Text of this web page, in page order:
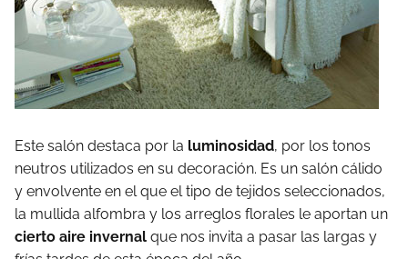
Este salón destaca por la luminosidad, por los tonos
neutros utilizados en su decoración. Es un salón cálido
y envolvente en el que el tipo de tejidos seleccionados,
la mullida alfombra y los arreglos florales le aportan un
cierto aire invernal que nos invita a pasar las largas y